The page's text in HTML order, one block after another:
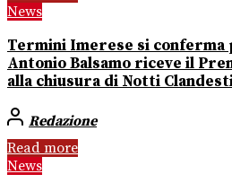
News
Termini Imerese si
Antonio Balsamo riceve il
alla chiusura di Notti
Redazione
Read more
News